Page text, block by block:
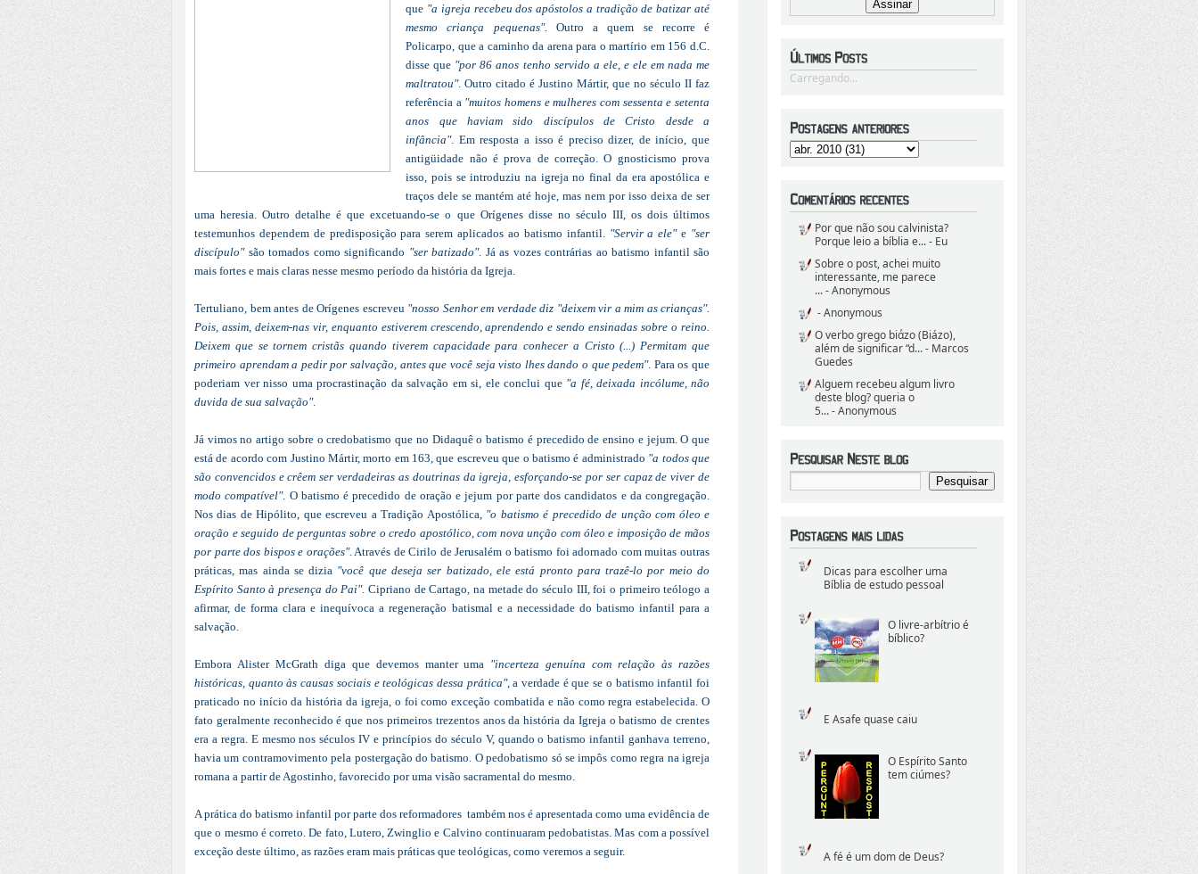
Carregando...
Por que não sou calvinista?
Porque leio a bíblia e...- Eu
Sobre o post, achei muito
interessante, me parece
...- Anonymous
- Anonymous
O verbo grego biάzo (Biázo),
além de significar “d...- Marcos
Guedes
Alguem recebeu algum livro
deste blog? queria o
5...- Anonymous
Dicas para escolher uma
Bíblia de estudo pessoal
O livre-arbítrio é
bíblico?
E Asafe quase caiu
O Espírito Santo
tem ciúmes?
A fé é um dom de Deus?
que "a igreja recebeu dos apóstolos a tradição de batizar até
mesmo criança pequenas". Outro a quem se recorre é
Policarpo, que a caminho da arena para o martírio em 156 d.C.
disse que "por 86 anos tenho servido a ele, e ele em nada me
maltratou". Outro citado é Justino Mártir, que no século II faz
referência a "muitos homens e mulheres com sessenta e setenta
anos que haviam sido discípulos de Cristo desde a
infância". Em resposta a isso é preciso dizer, de início, que
antigüidade não é prova de correção. O gnosticismo prova
isso, pois se introduziu na igreja no final da era apostólica e
traços dele se mantém até hoje, mas nem por isso deixa de ser
uma heresia. Outro detalhe é que excetuando-se o que Orígenes disse no século III, os dois últimos
testemunhos dependem de predisposição para serem aplicados ao batismo infantil. "Servir a ele"e "ser
discípulo"são tomados como significando "ser batizado". Já as vozes contrárias ao batismo infantil são
mais fortes e mais claras nesse mesmo período da história da Igreja.
Tertuliano, bem antes de Orígenes escreveu "nosso Senhor em verdade diz "deixem vir a mim as crianças".
Pois, assim, deixem-nas vir, enquanto estiverem crescendo, aprendendo e sendo ensinadas sobre o reino.
Deixem que se tornem cristãs quando tiverem capacidade para conhecer a Cristo (...) Permitam que
primeiro aprendam a pedir por salvação, antes que você seja visto lhes dando o que pedem". Para os que
poderiam ver nisso uma procrastinação da salvação em si, ele conclui que "a fé, deixada incólume, não
duvida de sua salvação".
Já vimos no artigo sobre o credobatismo que no Didaquê o batismo é precedido de ensino e jejum. O que
está de acordo com Justino Mártir, morto em 163, que escreveu que o batismo é administrado "a todos que
são convencidos e crêem ser verdadeiras as doutrinas da igreja, esforçando-se por ser capaz de viver de
modo compatível". O batismo é precedido de oração e jejum por parte dos candidatos e da congregação.
Nos dias de Hipólito, que escreveu a Tradição Apostólica, "o batismo é precedido de unção com óleo e
oração e seguido de perguntas sobre o credo apostólico, com nova unção com óleo e imposição de mãos
por parte dos bispos e orações". Através de Cirilo de Jerusalém o batismo foi adornado com muitas outras
práticas, mas ainda se dizia "você que deseja ser batizado, ele está pronto para trazê-lo por meio do
Espírito Santo à presença do Pai". Cipriano de Cartago, na metade do século III, foi o primeiro teólogo a
afirmar, de forma clara e inequívoca a regeneração batismal e a necessidade do batismo infantil para a
salvação.
Embora Alister McGrath diga que devemos manter uma "incerteza genuína com relação às razões
históricas, quanto às causas sociais e teológicas dessa prática", averdade é que se o batismo infantil foi
praticado no início da história da igreja, o foi como exceção combatida e não como regra estabelecida. O
fato geralmente reconhecido é que nos primeiros trezentos anos da história da Igreja o batismo de crentes
era a regra. E mesmo nos séculos IV e princípios do século V, quando o batismo infantil ganhava terreno,
havia um contramovimento pela postergação do batismo. O pedobatismo só se impôs como regra na igreja
romana a partir de Agostinho, favorecido por uma visão sacramental do mesmo.
A prática do batismo infantil por parte dos reformadores também nos é apresentada como uma evidência de
que o mesmo é correto. De fato, Lutero, Zwinglio e Calvino continuaram pedobatistas. Mas com a possível
exceção deste último, as razões eram mais práticas que teológicas, como veremos a seguir.